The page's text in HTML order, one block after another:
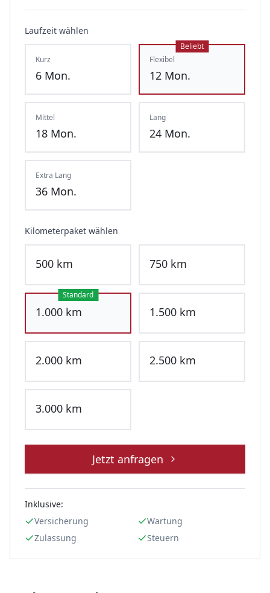
Laufzeit wählen
Kurz
6 Mon.
Beliebt
Flexibel
12 Mon.
Mittel
18 Mon.
Lang
24 Mon.
Extra Lang
36 Mon.
Kilometerpaket wählen
500 km 750 km
Standard
1.000 km 1.500 km
2.000 km 2.500 km
3.000 km
Jetzt anfragen
Inklusive:
Versicherung
Wartung
Zulassung
Steuern